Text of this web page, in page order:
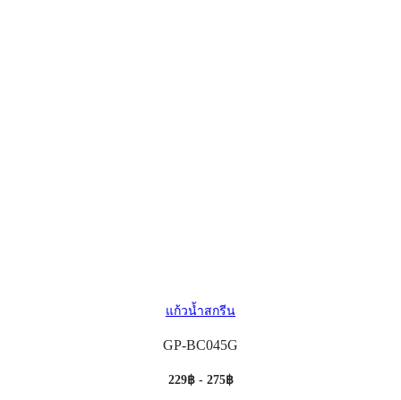
แก้วน้ำสกรีน
GP-BC045G
229฿ - 275฿